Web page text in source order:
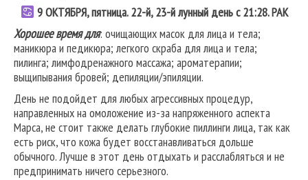
9ОКТЯБРЯ, пятница. 22-й, 23-й лунный день с 21:28.РАК
Хорошее время для: очищающих масок для лица и тела;
маникюра и педикюра; легкого скраба для лица и тела;
пилинга; лимфодренажного массажа; ароматерапии;
выщипывания бровей; депиляции/эпиляции.
День не подойдет для любых агрессивных процедур,
направленных на омоложение из-за напряженного аспекта
Марса, не стоит также делать глубокие пиллинги лица, так как
есть риск, что кожа будет восстанавливаться дольше
обычного. Лучше в этот день отдыхать и расслабляться и не
предпринимать ничего серьезного.